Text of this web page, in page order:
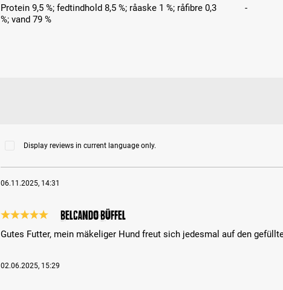
Protein 9,5 %; fedtindhold 8,5 %; råaske 1 %; råfibre 0,3
%; vand 79 %
-
Display reviews in current language only.
06.11.2025, 14:31
Belcando Büffel
Gutes Futter, mein mäkeliger Hund freut sich jedesmal auf den
02.06.2025, 15:29